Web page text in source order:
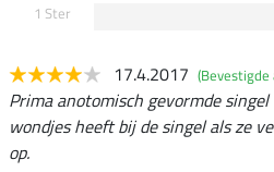
1 Ster
17.4.2017 (Bevestigde
Prima anotomisch gevormde
wondjes heeft bij de singel als ze
op.